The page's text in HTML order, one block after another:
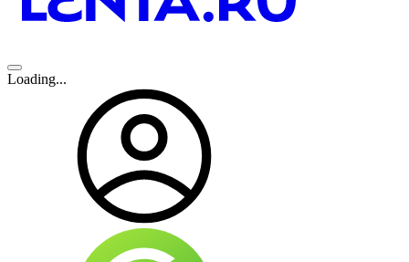
Loading...